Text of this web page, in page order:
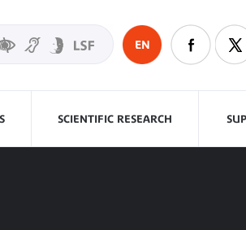
EN
SCIENTIFIC RESEARCH